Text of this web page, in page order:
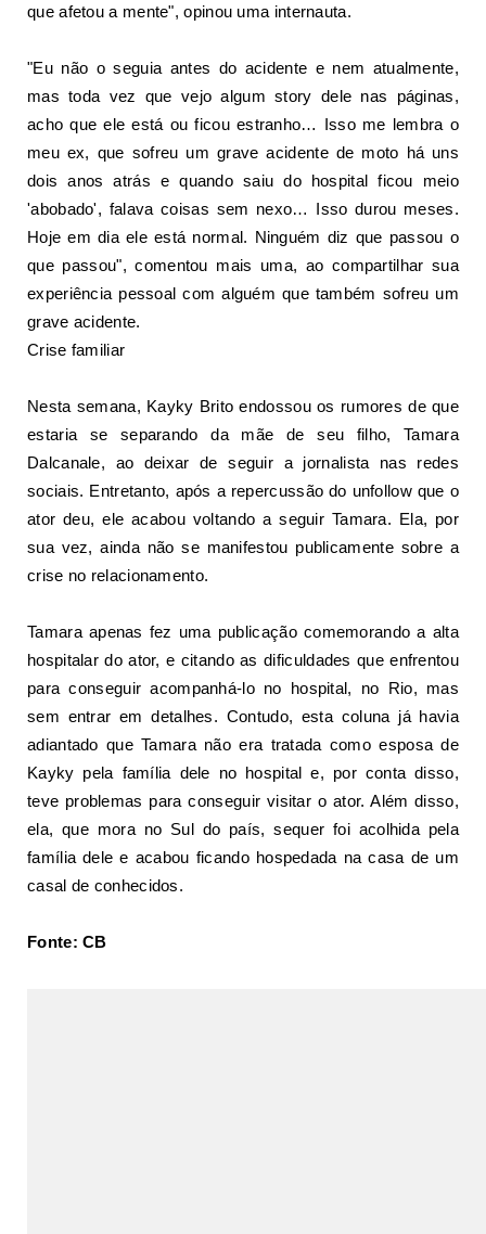
que afetou a mente", opinou uma internauta.
"Eu não o seguia antes do acidente e nem atualmente,
mas toda vez que vejo algum story dele nas páginas,
acho que ele está ou ficou estranho… Isso me lembra o
meu ex, que sofreu um grave acidente de moto há uns
dois anos atrás e quando saiu do hospital ficou meio
'abobado', falava coisas sem nexo… Isso durou meses.
Hoje em dia ele está normal. Ninguém diz que passou o
que passou", comentou mais uma, ao compartilhar sua
experiência pessoal com alguém que também sofreu um
grave acidente.
Crise familiar
Nesta semana, Kayky Brito endossou os rumores de que
estaria se separando da mãe de seu filho, Tamara
Dalcanale, ao deixar de seguir a jornalista nas redes
sociais. Entretanto, após a repercussão do unfollow que o
ator deu, ele acabou voltando a seguir Tamara. Ela, por
sua vez, ainda não se manifestou publicamente sobre a
crise no relacionamento.
Tamara apenas fez uma publicação comemorando a alta
hospitalar do ator, e citando as dificuldades que enfrentou
para conseguir acompanhá-lo no hospital, no Rio, mas
sem entrar em detalhes. Contudo, esta coluna já havia
adiantado que Tamara não era tratada como esposa de
Kayky pela família dele no hospital e, por conta disso,
teve problemas para conseguir visitar o ator. Além disso,
ela, que mora no Sul do país, sequer foi acolhida pela
família dele e acabou ficando hospedada na casa de um
casal de conhecidos.
Fonte: CB